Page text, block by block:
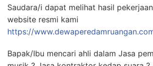
Saudara/i dapat melihat hasil
website resmi kami
https://
Bapak/Ibu mencari ahli dalam Jasa